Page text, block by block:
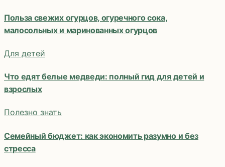
Польза свежих огурцов, огуречного сока,
малосольных и маринованных огурцов
Для детей
Что едят белые медведи: полный гид для детей и
взрослых
Полезно знать
Семейный бюджет: как экономить разумно и без
стресса